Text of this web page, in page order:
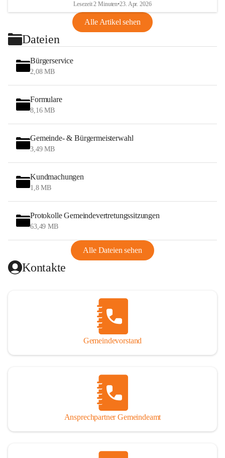
Lesezeit 2 Minuten•23. Apr. 2026
Alle Artikel sehen
Dateien
Bürgerservice
2,08 MB
Formulare
8,16 MB
Gemeinde- & Bürgermeisterwahl
3,49 MB
Kundmachungen
1,8 MB
Protokolle Gemeindevertretungssitzungen
63,49 MB
Alle Dateien sehen
Kontakte
Gemeindevorstand
Ansprechpartner Gemeindeamt